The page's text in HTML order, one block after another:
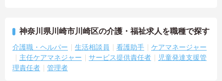
神奈川県川崎市川崎区の介護・福祉求人を職種で探す
介護職・ヘルパー 生活相談員 看護助手
ケアマネージャー
主任ケアマネジャー
サービス提供責任者
児童発達支援管
理責任者
管理者